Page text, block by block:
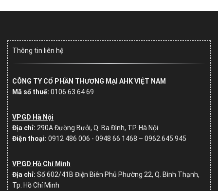
Thông tin liên hệ
CÔNG TY CỔ PHẦN THƯƠNG MẠI AHK VIỆT NAM
Mã số thuế: 0106 63 64 69
VPGD Hà Nội
Địa chỉ: 290A Đường Bưởi, Q. Ba Đình, TP. Hà Nội
Điện thoại: 0912 486 006 - 0948 66 1468 – 0962.645.945
VPGD Hồ Chí Minh
Địa chỉ: Số602/41B Điện Biên Phủ Phường 22, Q. Bình Thạnh,
Tp. Hồ Chí Minh